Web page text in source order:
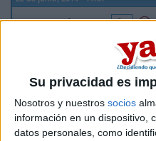
Su privacidad es
Nosotros y nuestros socios
información en un dispositivo,
datos personales, como
marquezjose13
Estoy pensando en irme a
Malaga el curso que viene,
hay en el campus, si el
muy alto, etc
De modo que espero que
estudiado alli me de su